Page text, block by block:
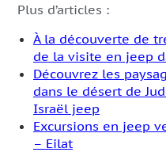
Plus d’articles :
À la découverte de
de la visite en jeep
Découvrez les
dans le désert de
Israël jeep
Excursions en jeep
– Eilat